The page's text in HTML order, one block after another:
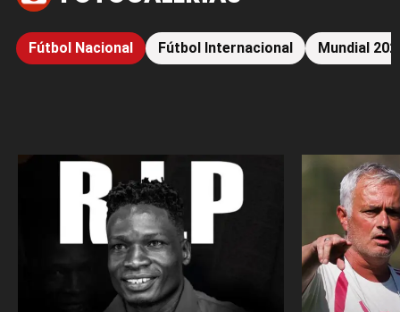
Fútbol Nacional Fútbol Internacional Mundial